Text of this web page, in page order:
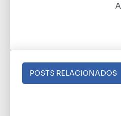
POSTS RELACIONADOS